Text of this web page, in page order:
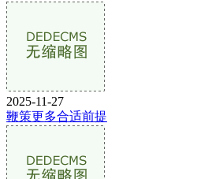
2025-11-27
鞭策更多合适前提